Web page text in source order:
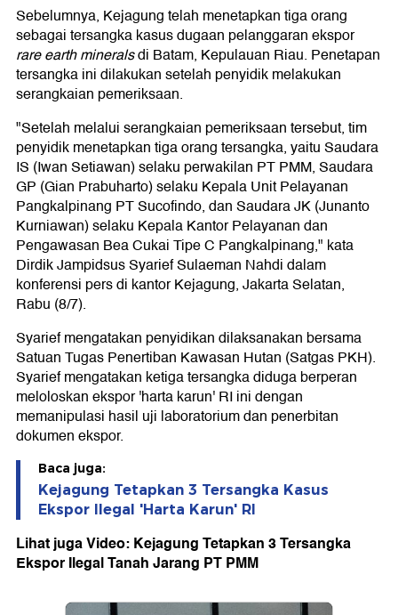
Sebelumnya, Kejagung telah menetapkan tiga orang
sebagai tersangka kasus dugaan pelanggaran ekspor
rare earth mineralsdi Batam, Kepulauan Riau. Penetapan
tersangka ini dilakukan setelah penyidik melakukan
serangkaian pemeriksaan.
"Setelah melalui serangkaian pemeriksaan tersebut, tim
penyidik menetapkan tiga orang tersangka, yaitu Saudara
IS (Iwan Setiawan) selaku perwakilan PT PMM, Saudara
GP (Gian Prabuharto) selaku Kepala Unit Pelayanan
Pangkalpinang PT Sucofindo, dan Saudara JK (Junanto
Kurniawan) selaku Kepala Kantor Pelayanan dan
Pengawasan Bea Cukai Tipe C Pangkalpinang," kata
Dirdik Jampidsus Syarief Sulaeman Nahdi dalam
konferensi pers di kantor Kejagung, Jakarta Selatan,
Rabu (8/7).
Syarief mengatakan penyidikan dilaksanakan bersama
Satuan Tugas Penertiban Kawasan Hutan (Satgas PKH).
Syarief mengatakan ketiga tersangka diduga berperan
meloloskan ekspor 'harta karun' RI ini dengan
memanipulasi hasil uji laboratorium dan penerbitan
dokumen ekspor.
Baca juga:
Kejagung Tetapkan 3 Tersangka Kasus
Ekspor Ilegal 'Harta Karun' RI
Lihat juga Video: Kejagung Tetapkan 3 Tersangka
Ekspor Ilegal Tanah Jarang PT PMM